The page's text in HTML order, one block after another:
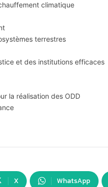
climatique
terrestres
et des institutions efficaces
la réalisation des ODD
X WhatsApp